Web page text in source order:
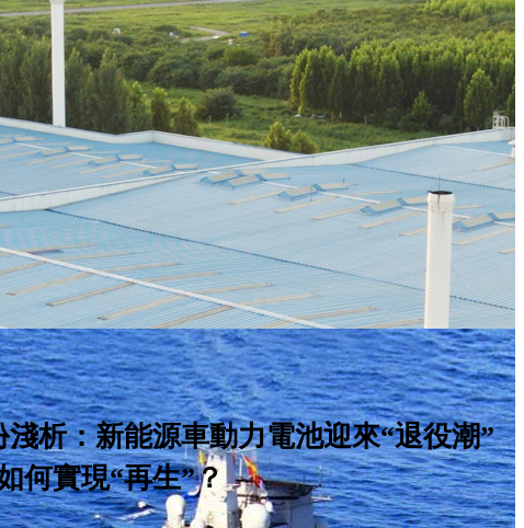
析：新能源車動力電池迎來“退役潮”
何實現“再生”？